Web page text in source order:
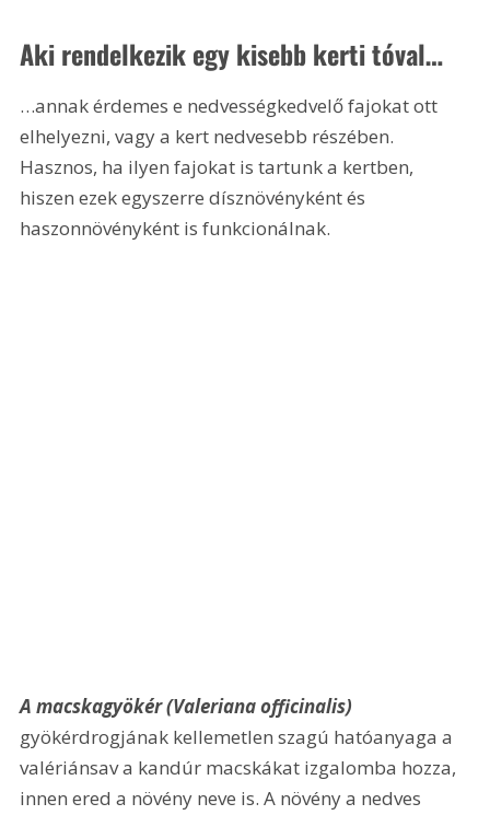
Aki rendelkezik egy kisebb kerti tóval…
…annak érdemes e nedvességkedvelő fajokat ott
elhelyezni, vagy a kert nedvesebb részében.
Hasznos, ha ilyen fajokat is tartunk a kertben,
hiszen ezek egyszerre dísznövényként és
haszonnövényként is funkcionálnak.
A macskagyökér (Valeriana officinalis)
gyökérdrogjának kellemetlen szagú hatóanyaga a
valériánsav a kandúr macskákat izgalomba hozza,
innen ered a növény neve is. A növény a nedves